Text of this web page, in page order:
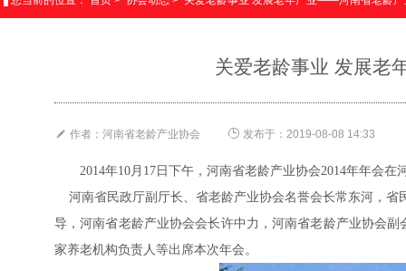
关爱老龄事业 发展老
 作者：河南省老龄产业协会  发布于：2019-08-08 14:33
2014年10月17日下午，河南省老龄产业协会2014年年会
河南省民政厅副厅长、省老龄产业协会名誉会长常东河，省
导，河南省老龄产业协会会长许中力，河南省老龄产业协会
家养老机构负责人等出席本次年会。